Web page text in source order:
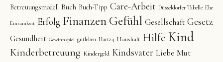
Betreuungsmodell Buch Buch-Tipp Care-Arbeit Düsseldorfer Tabelle Ehe
Einsamkeit Erfolg Finanzen Gefühl Gesellschaft Gesetz
Gesundheit Gewinnspiel gutleben Hartz4 Haushalt Hilfe Kind
Kinderbetreuung Kindergeld Kindsvater Liebe Mut